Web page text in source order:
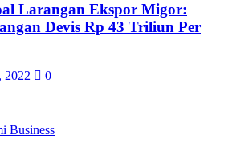
Larangan Ekspor Migor:
Devis Rp 43 Triliun Per
2022 0
Business